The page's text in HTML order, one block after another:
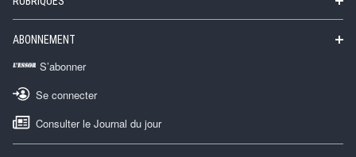
ABONNEMENT
S’abonner
Se connecter
Consulter le Journal du jour